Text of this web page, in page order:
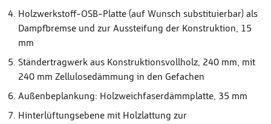
Holzwerkstoff-OSB-Platte (auf Wunsch substituierbar) als
Dampfbremse und zur Aussteifung der Konstruktion, 15
mm
Ständertragwerk aus Konstruktionsvollholz, 240 mm, mit
240 mm Zellulosedämmung in den Gefachen
Außenbeplankung: Holzweichfaserdämmplatte, 35 mm
Hinterlüftungsebene mit Holzlattung zur